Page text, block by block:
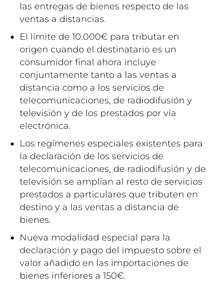
las entregas de bienes respecto de las
ventas a distancias.
El límite de 10.000€ para tributar en
origen cuando el destinatario es un
consumidor final ahora incluye
conjuntamente tanto a las ventas a
distancia como a los servicios de
telecomunicaciones, de radiodifusión y
televisión y de los prestados por vía
electrónica.
Los regímenes especiales existentes para
la declaración de los servicios de
telecomunicaciones, de radiodifusión y de
televisión se amplían al resto de servicios
prestados a particulares que tributen en
destino y a las ventas a distancia de
bienes.
Nueva modalidad especial para la
declaración y pago del impuesto sobre el
valor añadido en las importaciones de
bienes inferiores a 150€.